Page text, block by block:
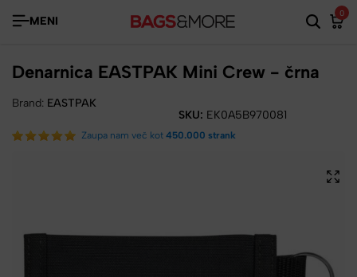
MENI
0
Denarnica EASTPAK Mini Crew - črna
Brand: EASTPAK
SKU: EK0A5B970081
Zaupa nam več kot 450.000 strank